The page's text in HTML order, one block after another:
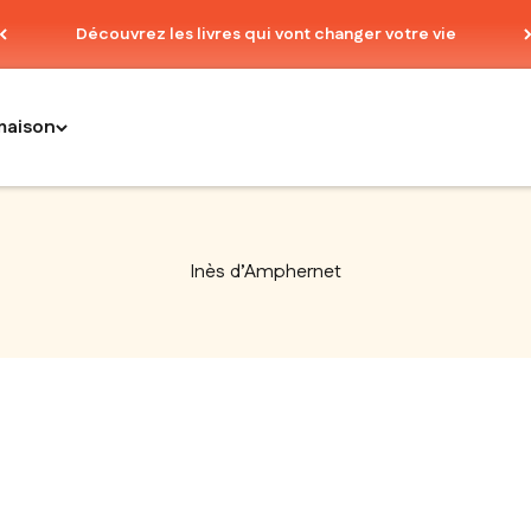
Découvrez les livres qui vont changer votre vie
Inès d’Amphernet